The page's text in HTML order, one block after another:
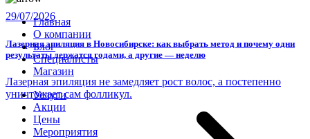
29/07/2026
Лазерная эпиляция в Новосибирске: как выбрать метод и почему одни
результаты держатся годами, а другие — неделю
Лазерная эпиляция не замедляет рост волос, а постепенно
уничтожает сам фолликул.
Главная
О компании
Блог
Специалисты
Магазин
Услуги
Акции
Цены
Мероприятия